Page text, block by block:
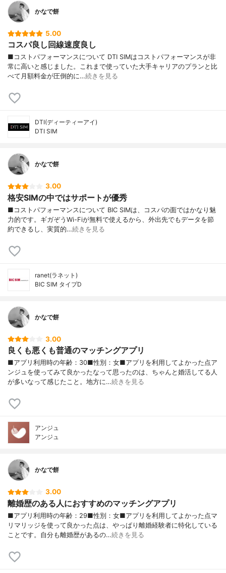
かなで餅
5.00
コスパ良し回線速度良し
■コストパフォーマンスについて DTI SIMはコストパフォーマンスが非
常に高いと感じました。これまで使っていた大手キャリアのプランと比
べて月額料金が圧倒的に…続きを見る
DTI(ディーティーアイ)
DTI SIM
かなで餅
3.00
格安SIMの中ではサポートが優秀
■コストパフォーマンスについて BIC SIMは、コスパの面ではかなり魅
力的です。ギガぞうWi-Fiが無料で使えるから、外出先でもデータを節
約できるし、実質的…続きを見る
ranet(ラネット)
BIC SIM タイプD
かなで餅
3.00
良くも悪くも普通のマッチングアプリ
■アプリ利用時の年齢：30■性別：女■アプリを利用してよかった点ア
ンジュを使ってみて良かったなって思ったのは、ちゃんと婚活してる人
が多いなって感じたこと。地方に…続きを見る
アンジュ
アンジュ
かなで餅
3.00
離婚歴のある人におすすめのマッチングアプリ
■アプリ利用時の年齢：29■性別：女■アプリを利用してよかった点マ
リマリッジを使って良かった点は、やっぱり離婚経験者に特化している
ことです。自分も離婚歴があるの…続きを見る